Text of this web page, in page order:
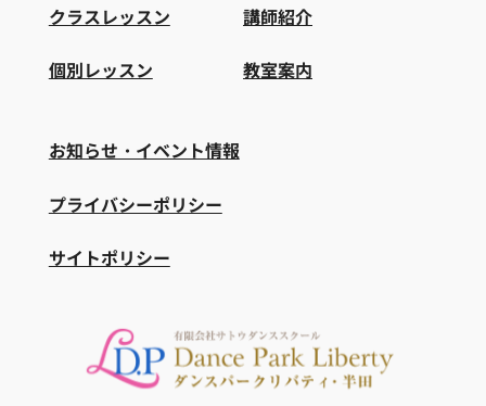
クラスレッスン
個別レッスン
講師紹介
教室案内
お知らせ・イベント情報
プライバシーポリシー
サイトポリシー